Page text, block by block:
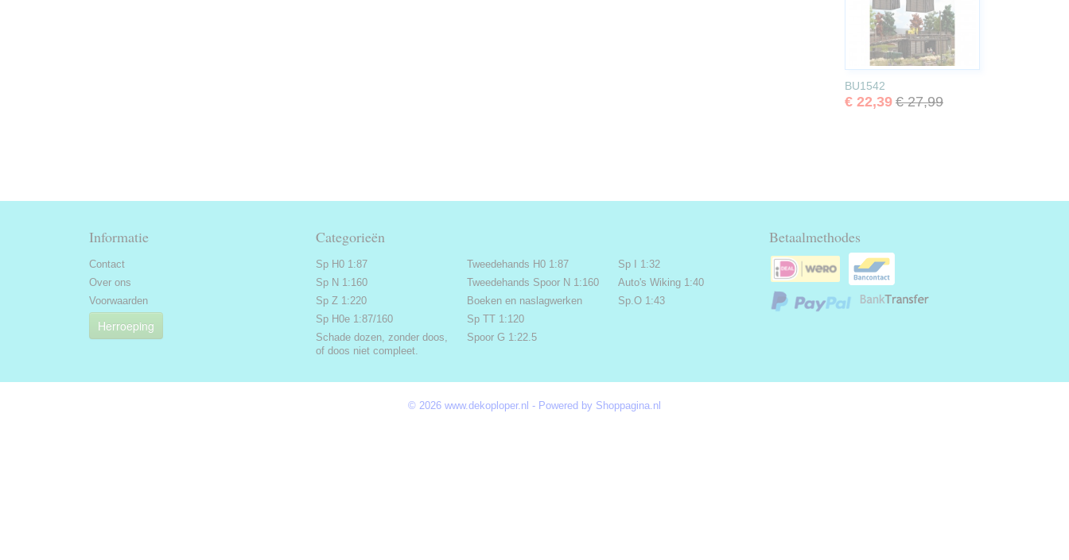
BU1542
€ 22,39 € 27,99
Informatie
Contact
Over ons
Voorwaarden
Herroeping
Categorieën
Sp H0 1:87
Sp N 1:160
Sp Z 1:220
Sp H0e 1:87/160
Schade dozen, zonder doos,
of doos niet compleet.
Tweedehands H0 1:87
Tweedehands Spoor N 1:160
Boeken en naslagwerken
Sp TT 1:120
Spoor G 1:22.5
Sp I 1:32
Auto's Wiking 1:40
Sp.O 1:43
Betaalmethodes
© 2026 www.dekoploper.nl - Powered by Shoppagina.nl